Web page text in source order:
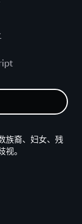
族裔、妇女、残
。